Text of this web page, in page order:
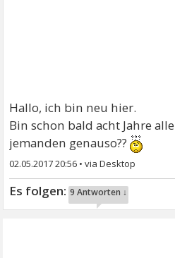
Hallo, ich bin neu hier.
Bin schon bald acht Jahre
jemanden genauso??
02.05.2017 20:56 •
9 Antworten ↓